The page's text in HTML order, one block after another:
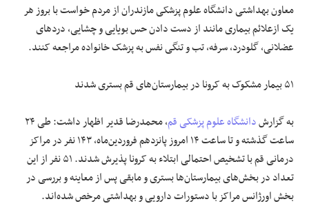
معاون بهداشتی دانشگاه علوم پزشکی مازندران از مردم خواست با بروز هر
یک ازعلائم بیماری مانند از دست دادن حس بویایی و چشایی، درد‌های
عضلانی، گلودرد، سرفه، تب و تنگی نفس به پزشک خانواده مراجعه کنند.
۵۱ بیمار مشکوک به کرونا در بیمارستان‌های قم بستری شدند
به گزارشدانشگاه علوم پزشکی قم
، محمدرضا قدیر اظهار داشت: طی ۲۴
ساعت گذشته و تا ساعت ۱۴ امروز پانزدهم فروردین‌ماه، ۱۴۳ نفر در مراکز
درمانی قم با تشخیص احتمالی ابتلاء به کرونا پذیرش شدند. ۵۱ نفر از این
تعداد در بخش‌های بیمارستان‌ها بستری و مابقی پس از معاینه و بررسی در
بخش اورژانس مراکز با دستورات دارویی و بهداشتی مرخص شده‌اند.